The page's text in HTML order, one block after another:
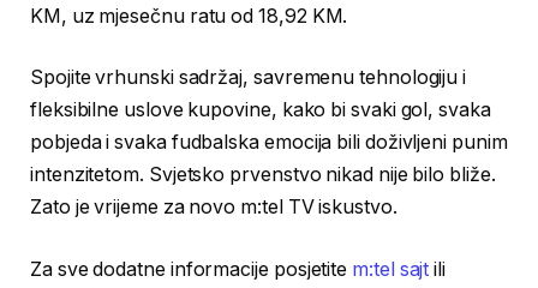
KM, uz mjesečnu ratu od 18,92 KM.
Spojite vrhunski sadržaj, savremenu tehnologiju i
fleksibilne uslove kupovine, kako bi svaki gol, svaka
pobjeda i svaka fudbalska emocija bili doživljeni punim
intenzitetom. Svjetsko prvenstvo nikad nije bilo bliže.
Zato je vrijeme za novo m:tel TV iskustvo.
Za sve dodatne informacije posjetite m:tel sajt ili